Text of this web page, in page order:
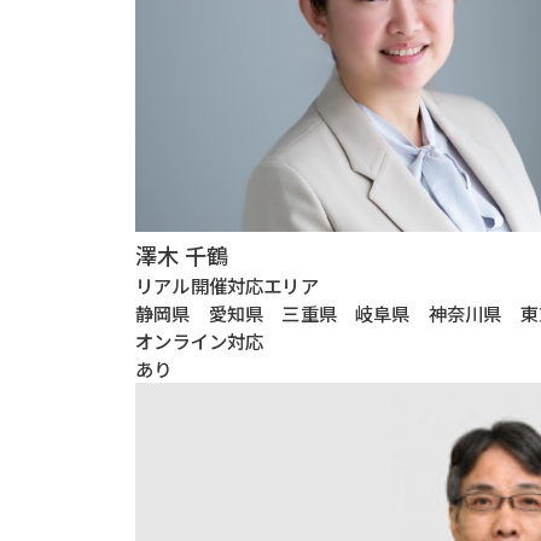
澤木 千鶴
リアル開催対応エリア
静岡県 愛知県 三重県 岐阜県 神奈川県 東
オンライン対応
あり